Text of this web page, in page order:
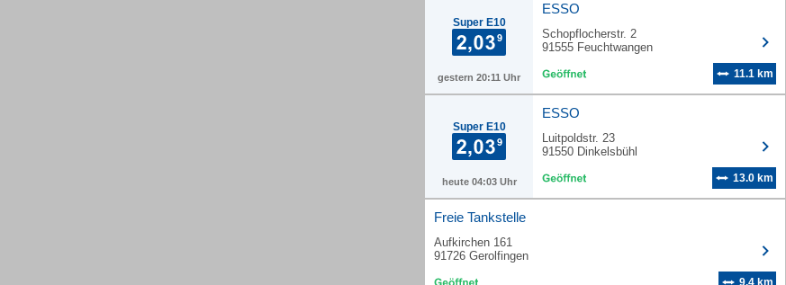
Super E10
gestern 20:11 Uhr
ESSO
Schopflocherstr. 2
91555 Feuchtwangen
11.1 km
Super E10
heute 04:03 Uhr
ESSO
Luitpoldstr. 23
91550 Dinkelsbühl
13.0 km
Freie Tankstelle
Aufkirchen 161
91726 Gerolfingen
9.4 km